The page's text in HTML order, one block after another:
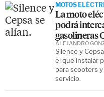
MOTOS
La moto
podrá
gasolineras
Silence y
el que instalar
para scooters
servicio.
ALEJANDRO